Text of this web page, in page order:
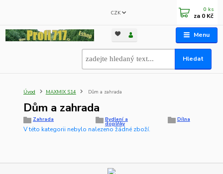
Menu
CZK
Hledat
0 ks
za 0 Kč
Úvod MAXMIX S14 Dům a zahrada
Dům a zahrada
Zahrada Bydlení a
doplňky
Dílna
V této kategorii nebylo nalezeno žádné zboží.